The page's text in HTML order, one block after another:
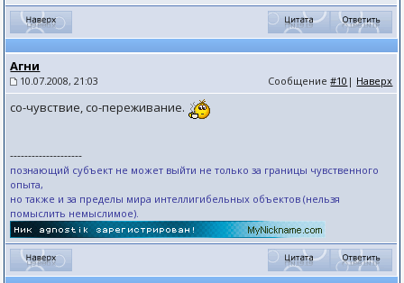
Агни
10.07.2008, 21:03 Сообщение#10 | Наверх
со-чувствие, со-переживание.
--------------------
познающий субъект не может выйти не только за границы чувственного
опыта,
но также и за пределы мира интеллигибельных объектов (нельзя
помыслить немыслимое).